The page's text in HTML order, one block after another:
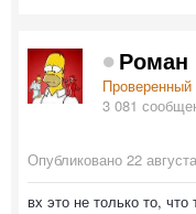
Роман
Проверенный
3 081
Опубликовано 22
вх это не только то,